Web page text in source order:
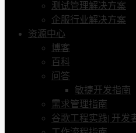
测试管理解决方案
企服行业解决方案
资源中心
博客
百科
问答
敏捷开发指南
需求管理指南
谷歌工程实践| 开发